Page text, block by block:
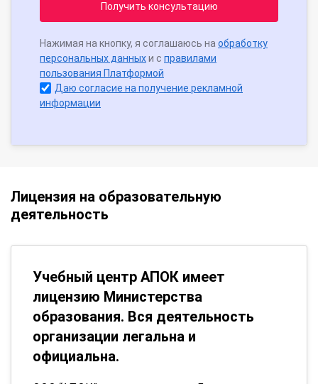
Получить консультацию
Нажимая на кнопку, я соглашаюсь на обработку
персональных данныхи с правилами
пользования Платформой
Даю согласие на получение рекламной
информации
Лицензия на образовательную
деятельность
Учебный центр АПОК имеет
лицензию Министерства
образования. Вся деятельность
организации легальна и
официальна.